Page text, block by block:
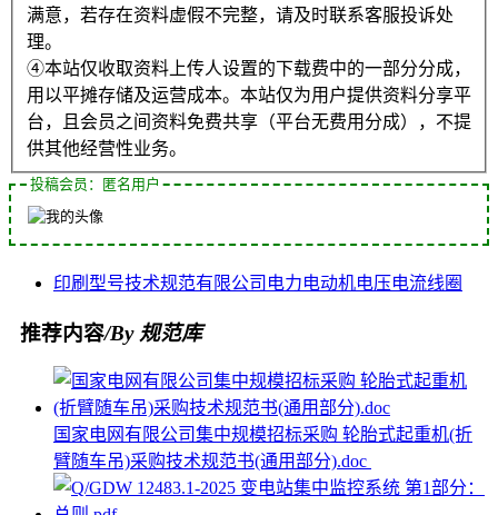
满意，若存在资料虚假不完整，请及时联系客服投诉处
理。
④本站仅收取资料上传人设置的下载费中的一部分分成，
用以平摊存储及运营成本。本站仅为用户提供资料分享平
台，且会员之间资料免费共享（平台无费用分成），不提
供其他经营性业务。
投稿会员：匿名用户
印刷 型号技术规范有限公司 电力电动机电压电流线圈
推荐内容/By 规范库
国家电网有限公司集中规模招标采购 轮胎式起重机(折
臂随车吊)采购技术规范书(通用部分).doc